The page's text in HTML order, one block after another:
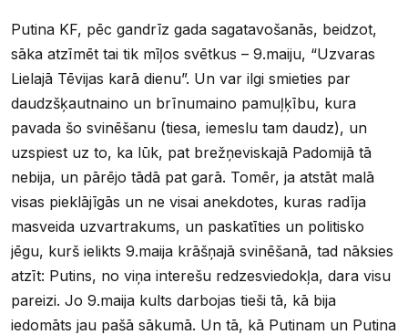
Putina KF, pēc gandrīz gada sagatavošanās, beidzot,
sāka atzīmēt tai tik mīļos svētkus – 9.maiju, “Uzvaras
Lielajā Tēvijas karā dienu”. Un var ilgi smieties par
daudzšķautnaino un brīnumaino pamuļķību, kura
pavada šo svinēšanu (tiesa, iemeslu tam daudz), un
uzspiest uz to, ka lūk, pat brežņeviskajā Padomijā tā
nebija, un pārējo tādā pat garā. Tomēr, ja atstāt malā
visas pieklājīgās un ne visai anekdotes, kuras radīja
masveida uzvartrakums, un paskatīties un politisko
jēgu, kurš ielikts 9.maija krāšņajā svinēšanā, tad nāksies
atzīt: Putins, no viņa interešu redzesviedokļa, dara visu
pareizi. Jo 9.maija kults darbojas tieši tā, kā bija
iedomāts jau pašā sākumā. Un tā, kā Putinam un Putina